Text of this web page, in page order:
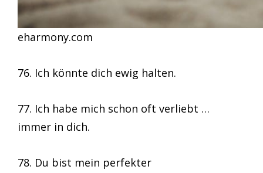
eharmony.com
76. Ich könnte dich ewig halten.
77. Ich habe mich schon oft verliebt …
immer in dich.
78. Du bist mein perfekter